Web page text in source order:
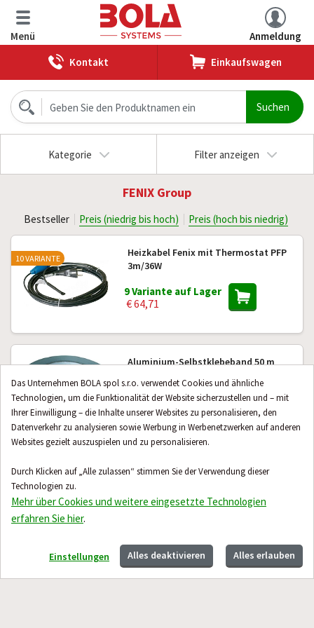
Das Unternehmen BOLA spol s.r.o. verwendet Cookies und ähnliche
Technologien, um die Funktionalität der Website sicherzustellen und – mit
Ihrer Einwilligung – die Inhalte unserer Websites zu personalisieren, den
Datenverkehr zu analysieren sowie Werbung in Werbenetzwerken auf anderen
Websites gezielt auszuspielen und zu personalisieren.
Durch Klicken auf „Alle zulassen“ stimmen Sie der Verwendung dieser
Technologien zu.
Mehr über Cookies und weitere eingesetzte Technologien
erfahren Sie hier.
Einstellungen Alles deaktivieren Alles erlauben
Menü
Anmeldung
Kontakt
Einkaufswagen
Kategorie Filter anzeigen
FENIX Group
Bestseller Preis (niedrig bis hoch) Preis (hoch bis niedrig)
Heizkabel Fenix mit Thermostat PFP
3m/36W
9 Variante auf Lager
€ 64,71
10 VARIANTE
Aluminium-Selbstklebeband 50 m
auf Lager
€ 15,49
Kontakt Einkaufen bei uns
Hilfe & Beratung